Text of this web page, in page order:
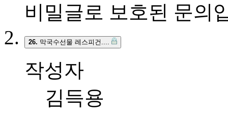
비밀글로 보호된 문의
26. 막국수선물 레스피건....
작성자
김득용